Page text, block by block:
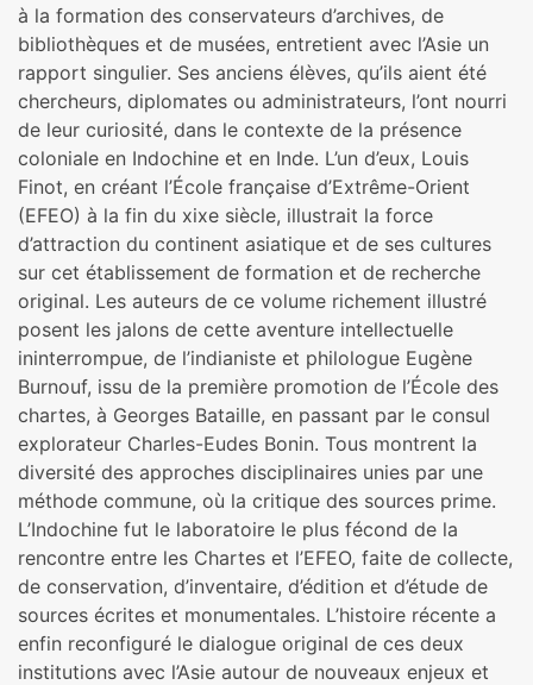
à la formation des conservateurs d’archives, de
bibliothèques et de musées, entretient avec l’Asie un
rapport singulier. Ses anciens élèves, qu’ils aient été
chercheurs, diplomates ou administrateurs, l’ont nourri
de leur curiosité, dans le contexte de la présence
coloniale en Indochine et en Inde. L’un d’eux, Louis
Finot, en créant l’École française d’Extrême-Orient
(EFEO) à la fin du xixe siècle, illustrait la force
d’attraction du continent asiatique et de ses cultures
sur cet établissement de formation et de recherche
original. Les auteurs de ce volume richement illustré
posent les jalons de cette aventure intellectuelle
ininterrompue, de l’indianiste et philologue Eugène
Burnouf, issu de la première promotion de l’École des
chartes, à Georges Bataille, en passant par le consul
explorateur Charles-Eudes Bonin. Tous montrent la
diversité des approches disciplinaires unies par une
méthode commune, où la critique des sources prime.
L’Indochine fut le laboratoire le plus fécond de la
rencontre entre les Chartes et l’EFEO, faite de collecte,
de conservation, d’inventaire, d’édition et d’étude de
sources écrites et monumentales. L’histoire récente a
enfin reconfiguré le dialogue original de ces deux
institutions avec l’Asie autour de nouveaux enjeux et